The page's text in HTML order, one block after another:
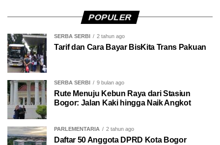
POPULER
SERBA SERBI 2 tahun ago
Tarif dan Cara Bayar BisKita Trans Pakuan
SERBA SERBI 9 bulan ago
Rute Menuju Kebun Raya dari Stasiun
Bogor: Jalan Kaki hingga Naik Angkot
PARLEMENTARIA 2 tahun ago
Daftar 50 Anggota DPRD Kota Bogor